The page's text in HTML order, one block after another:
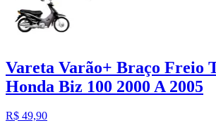
Vareta Varão+ Braço Freio
Honda Biz 100 2000 A 2005
R$ 49,90